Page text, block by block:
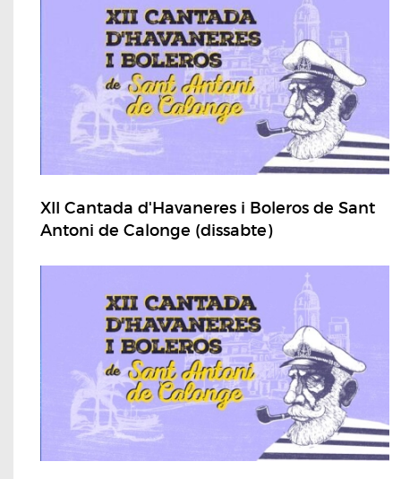
XII Cantada d'Havaneres i Boleros de Sant
Antoni de Calonge (dissabte)